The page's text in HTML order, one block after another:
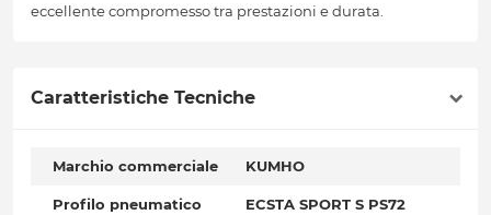
eccellente compromesso tra prestazioni e durata.
Caratteristiche Tecniche
Marchio commerciale KUMHO
Profilo pneumatico ECSTA SPORT S PS72